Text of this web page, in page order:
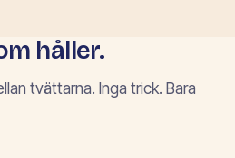
håller.
tvättarna. Inga trick. Bara